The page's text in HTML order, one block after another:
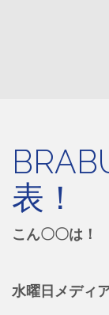
表！
こん〇〇は！
水曜日メディ